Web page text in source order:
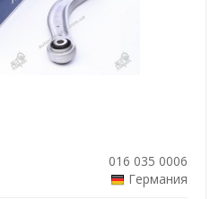
016 035 0006
Германия